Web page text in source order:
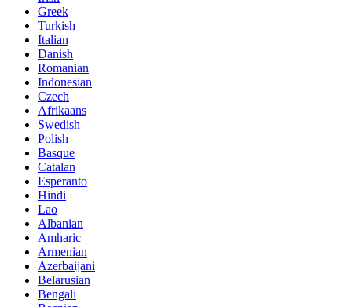
Greek
Turkish
Italian
Danish
Romanian
Indonesian
Czech
Afrikaans
Swedish
Polish
Basque
Catalan
Esperanto
Hindi
Lao
Albanian
Amharic
Armenian
Azerbaijani
Belarusian
Bengali